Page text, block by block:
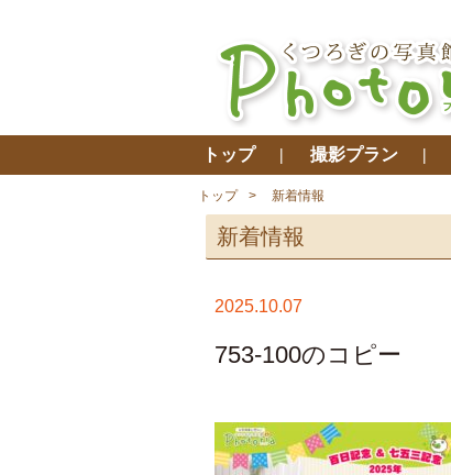
トップ 撮影プラン
トップ 新着情報
新着情報
2025.10.07
753-100のコピー